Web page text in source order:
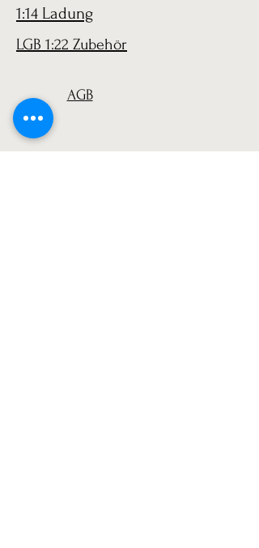
1:14 Ladung
LGB 1:22 Zubehör
AGB